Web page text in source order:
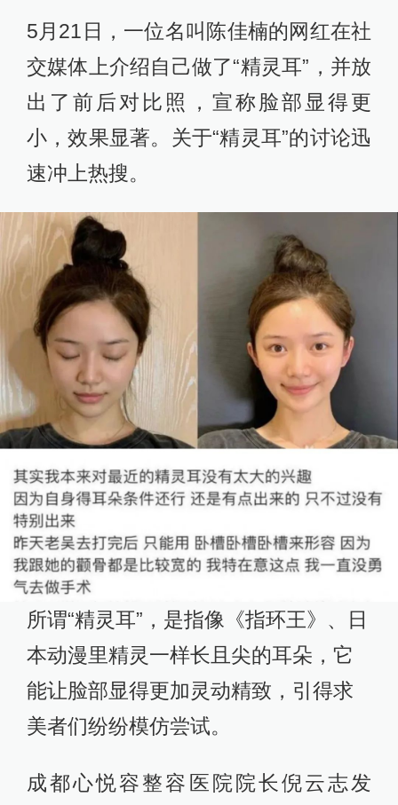
5月21日，一位名叫陈佳楠的网红在社
交媒体上介绍自己做了“精灵耳”，并放
出了前后对比照，宣称脸部显得更
小，效果显著。关于“精灵耳”的讨论迅
速冲上热搜。
所谓“精灵耳”，是指像《指环王》、日
本动漫里精灵一样长且尖的耳朵，它
能让脸部显得更加灵动精致，引得求
美者们纷纷模仿尝试。
成都心悦容整容医院院长倪云志发